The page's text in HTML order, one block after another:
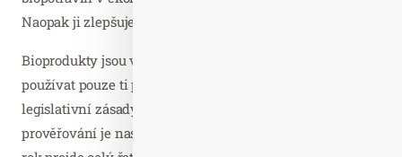
Naopak ji zlepšuje a uchovává pro příští generace.
Bioprodukty jsou vždy viditelně označené logy, která smí
používat pouze ti producenti, již dodržují přesné
legislativní zásady ekologické produkce. Systém
prověřování je nastaven tak, že minimálně jedenkrát za